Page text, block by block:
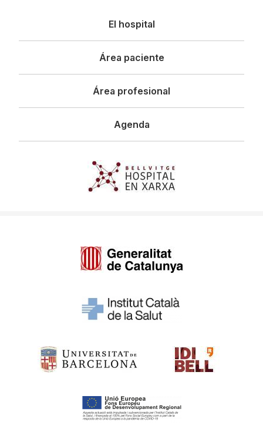
principal
El hospital
Área paciente
Área profesional
Agenda